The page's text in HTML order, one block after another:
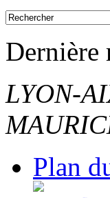
Dernière
LYON-
Plan